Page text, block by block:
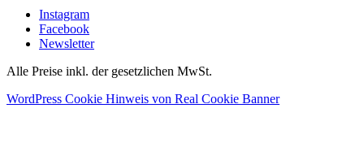
Instagram
Facebook
Newsletter
Alle Preise inkl. der gesetzlichen MwSt.
WordPress Cookie Hinweis von Real Cookie Banner